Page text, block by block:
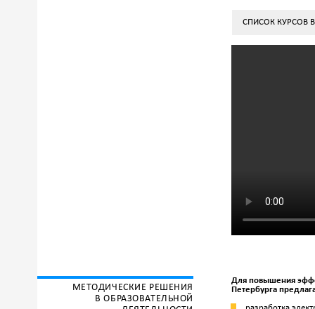
СПИСОК КУРСОВ
МЕТОДИЧЕСКИЕ РЕШЕНИЯ
В ОБРАЗОВАТЕЛЬНОЙ
Для повышения
Петербурга